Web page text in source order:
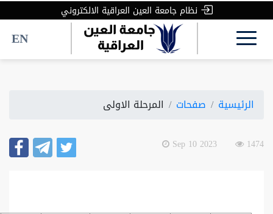
نظام جامعة العين العراقية الالكتروني
EN
الرئيسية صفحات المرحلة الاولى
1474
2023 Sep 10